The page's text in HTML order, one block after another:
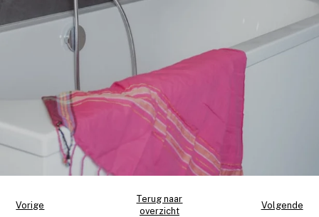
Vorige
Terug naar
overzicht
Volgende